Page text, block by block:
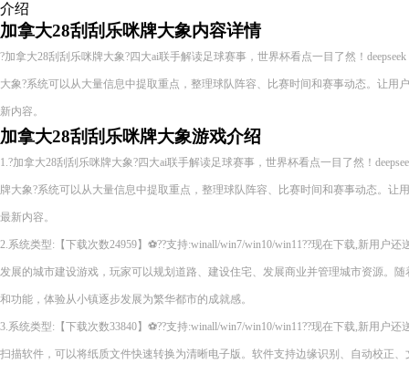
介绍
加拿大28刮刮乐咪牌大象内容详情
?加拿大28刮刮乐咪牌大象?四大ai联手解读足球赛事，世界杯看点一目了然！
大象?系统可以从大量信息中提取重点，整理球队阵容、比赛时间和赛事动态。让用
新内容。
加拿大28刮刮乐咪牌大象游戏介绍
1.?加拿大28刮刮乐咪牌大象?四大ai联手解读足球赛事，世界杯看点一目了然！
牌大象?系统可以从大量信息中提取重点，整理球队阵容、比赛时间和赛事动态。让
最新内容。
2.系统类型:【下载次数24959】⚽??支持:winall/win7/win10/win11??现在下载,新用户
发展的城市建设游戏，玩家可以规划道路、建设住宅、发展商业并管理城市资源。
和功能，体验从小镇逐步发展为繁华都市的成就感。
3.系统类型:【下载次数33840】⚽??支持:winall/win7/win10/win11??现在下载,新用户
扫描软件，可以将纸质文件快速转换为清晰电子版。软件支持边缘识别、自动校正